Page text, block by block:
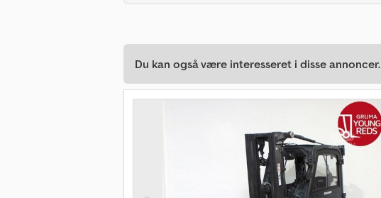
Du kan også være interesseret i disse annoncer.